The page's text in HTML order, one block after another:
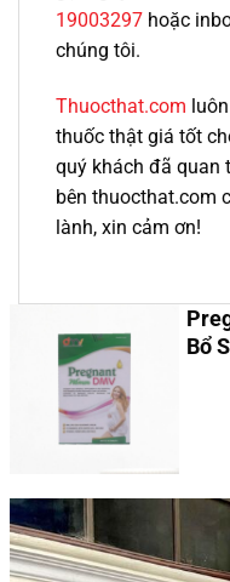
19003297 hoặc
chúng tôi.
Thuocthat.com
thuốc thật giá tốt
quý khách đã quan
bên thuocthat.com
lành, xin cảm ơn!
Bổ